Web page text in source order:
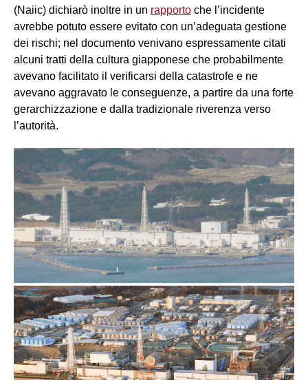
(Naiic) dichiarò inoltre in un rapporto che l’incidente
avrebbe potuto essere evitato con un’adeguata gestione
dei rischi; nel documento venivano espressamente citati
alcuni tratti della cultura giapponese che probabilmente
avevano facilitato il verificarsi della catastrofe e ne
avevano aggravato le conseguenze, a partire da una forte
gerarchizzazione e dalla tradizionale riverenza verso
l’autorità.